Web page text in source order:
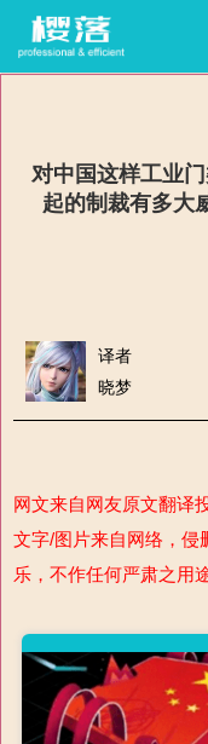
对中国这样工业
起的制裁有多大
译者
晓梦
网文来自网友原文翻译
文字/图片来自网络，侵
乐，不作任何严肃之用